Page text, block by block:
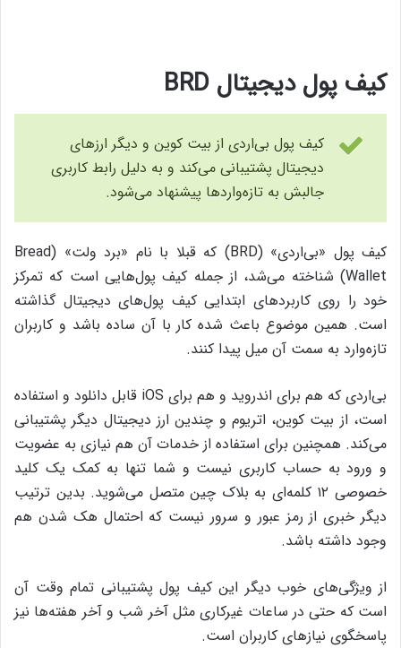
کیف پول دیجیتال BRD
کیف پول بی‌اردی از بیت کوین و دیگر ارزهای
دیجیتال پشتیبانی می‌کند و به دلیل رابط کاربری
جالبش به تازه‌واردها پیشنهاد می‌شود.
کیف پول «بی‌اردی» (BRD) که قبلا با نام «برد ولت» (Bread
Wallet) شناخته می‌شد، از جمله کیف پول‌هایی است که تمرکز
خود را روی کاربردهای ابتدایی کیف پول‌های دیجیتال گذاشته
است. همین موضوع باعث شده کار با آن ساده باشد و کاربران
تازه‌وارد به سمت آن میل پیدا کنند.
بی‌اردی که هم برای اندروید و هم برای iOS قابل دانلود و استفاده
است، از بیت کوین، اتریوم و چندین ارز دیجیتال دیگر پشتیبانی
می‌کند. همچنین برای استفاده از خدمات آن هم نیازی به عضویت
و ورود به حساب کاربری نیست و شما تنها به کمک یک کلید
خصوصی ۱۲ کلمه‌ای به بلاک چین متصل می‌شوید. بدین ترتیب
دیگر خبری از رمز عبور و سرور نیست که احتمال هک شدن هم
وجود داشته باشد.
از ویژگی‌های خوب دیگر این کیف پول پشتیبانی تمام وقت آن
است که حتی در ساعات غیرکاری مثل آخر شب و آخر هفته‌ها نیز
پاسخگوی نیازهای کاربران است.